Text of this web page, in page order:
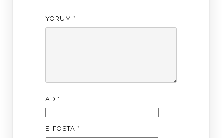
YORUM *
AD *
E-POSTA *